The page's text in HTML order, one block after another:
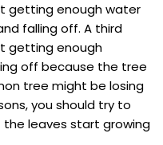
getting enough water
falling off. A third
getting enough
off because the tree
tree might be losing
you should try to
leaves start growing